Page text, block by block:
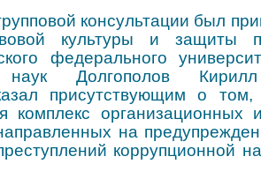
консультации был
культуры и защиты
федерального
наук Долгополов
присутствующим о
комплекс организационных
на
коррупционной